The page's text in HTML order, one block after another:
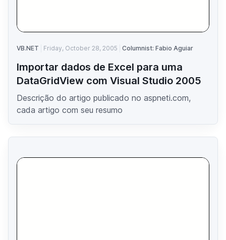
VB.NET Friday, October 28, 2005 Columnist: Fabio Aguiar
Importar dados de Excel para uma
DataGridView com Visual Studio 2005
Descrição do artigo publicado no aspneti.com,
cada artigo com seu resumo